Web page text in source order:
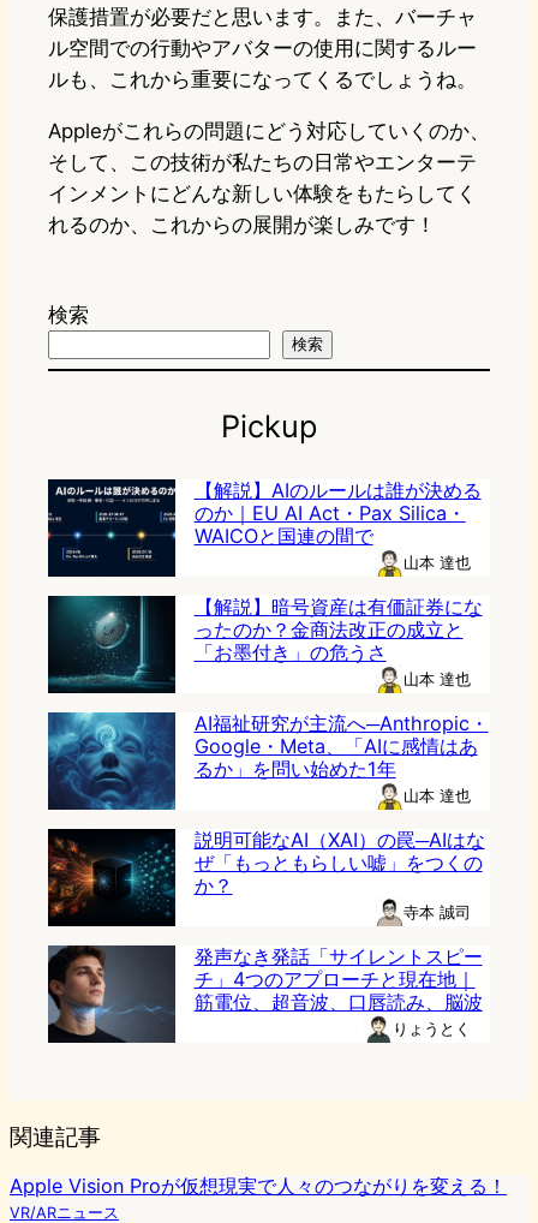
保護措置が必要だと思います。また、バーチャ
ル空間での行動やアバターの使用に関するルー
ルも、これから重要になってくるでしょうね。
Appleがこれらの問題にどう対応していくのか、
そして、この技術が私たちの日常やエンターテ
インメントにどんな新しい体験をもたらしてく
れるのか、これからの展開が楽しみです！
検索
検索
Pickup
【解説】AIのルールは誰が決める
のか｜EU AI Act・Pax Silica・
WAICOと国連の間で
山本 達也
【解説】暗号資産は有価証券にな
ったのか？金商法改正の成立と
「お墨付き」の危うさ
山本 達也
AI福祉研究が主流へ─Anthropic・
Google・Meta、「AIに感情はあ
るか」を問い始めた1年
山本 達也
説明可能なAI（XAI）の罠─AIはな
ぜ「もっともらしい嘘」をつくの
か？
寺本 誠司
発声なき発話「サイレントスピー
チ」4つのアプローチと現在地｜
筋電位、超音波、口唇読み、脳波
りょうとく
関連記事
Apple Vision Proが仮想現実で人々のつながりを変える！
VR/ARニュース